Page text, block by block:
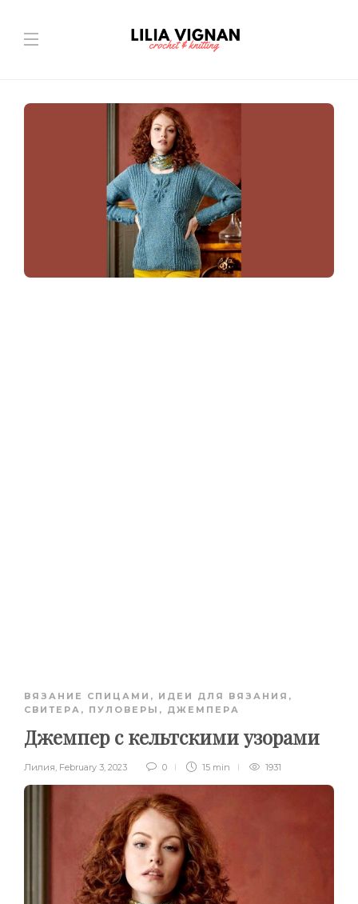
ВЯЗАНИЕ СПИЦАМИ , ИДЕИ ДЛЯ ВЯЗАНИЯ ,
СВИТЕРА, ПУЛОВЕРЫ, ДЖЕМПЕРА
Джемпер с кельтскими узорами
Лилия, February 3, 2023 0 15 min 1931